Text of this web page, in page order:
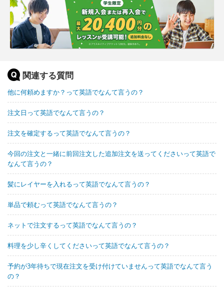
関連する質問
他に何頼めますか？って英語でなんて言うの？
注文日って英語でなんて言うの？
注文を確定するって英語でなんて言うの？
今回の注文と一緒に前回注文した追加注文を送ってくださいって英語で
なんて言うの？
髪にレイヤーを入れるって英語でなんて言うの？
単品で頼むって英語でなんて言うの？
ネットで注文するって英語でなんて言うの？
料理を少し辛くしてくださいって英語でなんて言うの？
予約が3年待ちで現在注文を受け付けていませんって英語でなんて言う
の？